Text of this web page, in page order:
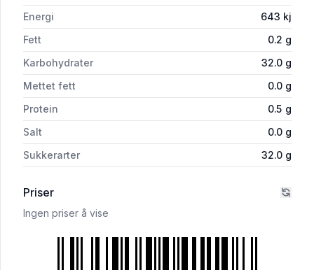
Energi
643 kj
Fett
0.2 g
Karbohydrater
32.0 g
Mettet fett
0.0 g
Protein
0.5 g
Salt
0.0 g
Sukkerarter
32.0 g
Priser
Ingen priser å vise